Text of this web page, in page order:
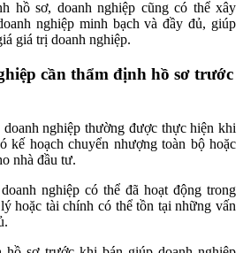
hồ sơ, doanh nghiệp cũng có thể xây
nghiệp minh bạch và đầy đủ, giúp
giá trị doanh nghiệp.
cần thẩm định hồ sơ trước
nghiệp thường được thực hiện khi
kế hoạch chuyển nhượng toàn bộ hoặc
nhà đầu tư.
nghiệp có thể đã hoạt động trong
hoặc tài chính có thể tồn tại những vấn